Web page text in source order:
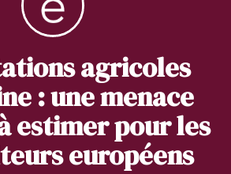
agricoles
: une menace
estimer pour les
européens